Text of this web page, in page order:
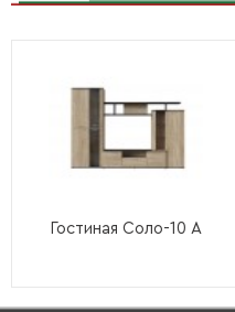
Гостиная Соло-10 А